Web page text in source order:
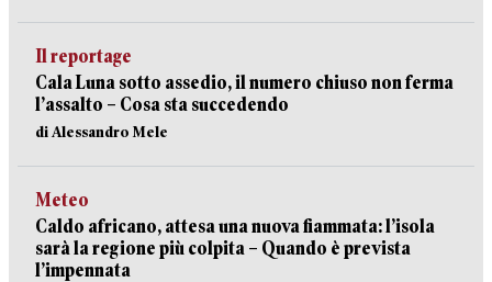
Il reportage
Cala Luna sotto assedio, il numero chiuso non ferma
l’assalto – Cosa sta succedendo
di Alessandro Mele
Meteo
Caldo africano, attesa una nuova fiammata: l’isola
sarà la regione più colpita – Quando è prevista
l’impennata